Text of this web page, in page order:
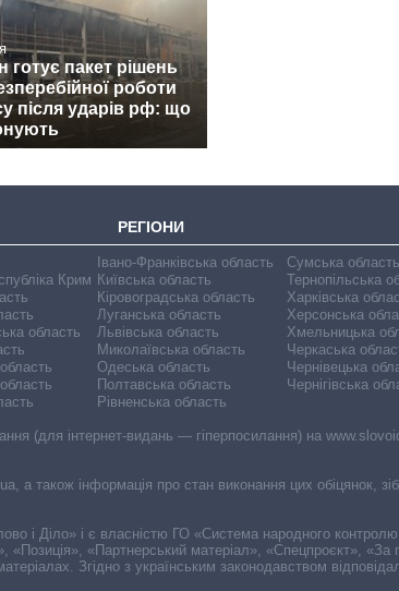
готує пакет рішень
роботи
після ударів рф: що
РЕГІОНИ
Крим
область
Івано-Франківська область
Київська область
Кіровоградська область
Луганська область
Львівська область
Миколаївська область
Одеська область
Полтавська область
Рівненська область
Сумська область
Тернопільська
Харківська
Херсонська
Хмельницька
Черкаська
Чернівецька
Чернігівська
(для інтернет-видань — гіперпосилання) на
а також інформація про стан виконання цих обіцянок,
і Діло» і є власністю ГО «Система народного контролю
«Партнерський матеріал», «Спецпроєкт», «За
Згідно з українським законодавством